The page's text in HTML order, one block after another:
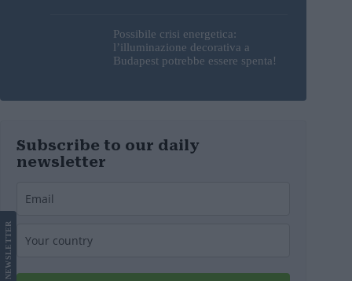
Possibile crisi energetica:
l’illuminazione decorativa a
Budapest potrebbe essere spenta!
Subscribe to our daily
newsletter
NEWS
LETTER